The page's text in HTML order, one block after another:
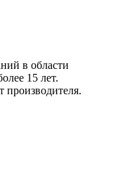
в области
15 лет.
производителя.